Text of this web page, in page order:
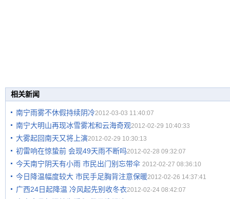
相关新闻
南宁雨雾不休假持续阴冷2012-03-03 11:40:07
南宁大明山再现冰雪雾凇和云海奇观2012-02-29 10:40:33
大雾起回南天又将上演2012-02-29 10:30:13
初雷响在惊蛰前 会现49天雨不断吗2012-02-28 09:32:07
今天南宁阴天有小雨 市民出门别忘带伞 2012-02-27 08:36:10
今日降温幅度较大 市民手足胸背注意保暖2012-02-26 14:37:41
广西24日起降温 冷风起先别收冬衣2012-02-24 08:42:07